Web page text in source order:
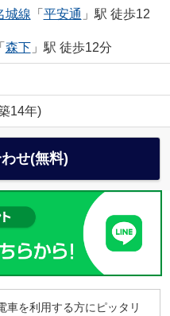
城線 「 平安通 」駅 徒歩12
「 森下」駅 徒歩12分
14年)
せ(無料)
車を利用する方にピッタリ